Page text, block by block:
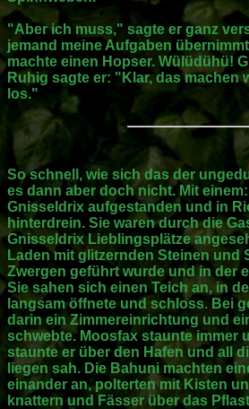
"Aber ich muss," sagte er ganz
jemand meine Aufgaben
machte einen Hopser. Wülüdühü!
Ruhig sagte er: "Klar, das
los."
So schnell, wie sich das der
es dann aber doch nicht. Mit
Gnisseldrix aufgestanden und in
hinterdrein. Sie waren durch die
Gnisseldrix Lieblingsplätze
Laden mit glitzernden Steinen und
Zwergen geführt wurde und in der
Sie sahen sich einen Teich an, in
langsam öffnete und schloss. Bei
darin ein Zimmereinrichtung und
schwebte. Moosfax staunte immer
staunte er über den Hafen und all
liegen sah. Die Bahuni machten
einander an, polterten mit Kisten
knattern und Fässer über das